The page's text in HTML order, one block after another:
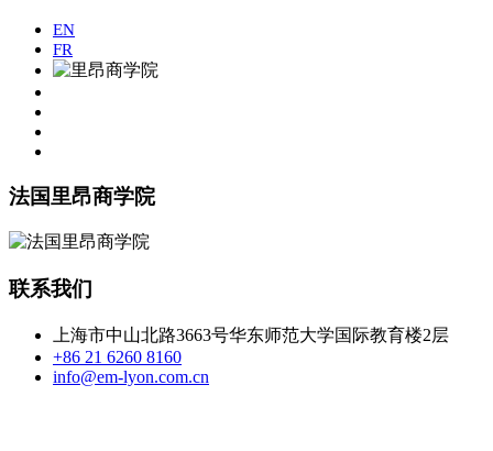
EN
FR
法国里昂商学院
联系我们
上海市中山北路3663号华东师范大学国际教育楼2层
+86 21 6260 8160
info@em-lyon.com.cn